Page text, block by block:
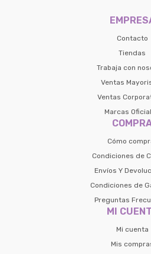
Contacto
Tiendas
Trabaja con
Ventas
Ventas
Marcas
Cómo
Condiciones de
Envíos Y
Condiciones de
Preguntas
MI
Mi cuenta
Mis